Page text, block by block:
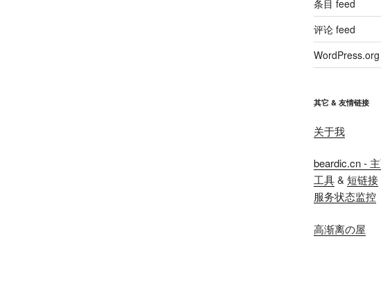
条目 feed
评论 feed
WordPress.org
其它 & 友情链接
关于我
beardic.cn -
工具&短链接
服务状态监控
高渐离の屋